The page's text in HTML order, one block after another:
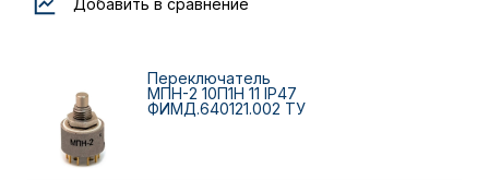
Добавить в сравнение
Переключатель
МПН-2 10П1Н 11 IP47
ФИМД.640121.002 ТУ